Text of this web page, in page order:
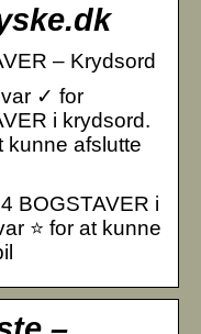
– Krydsord
✓ for
i krydsord.
kunne afslutte
BOGSTAVER i
⭐ for at kunne